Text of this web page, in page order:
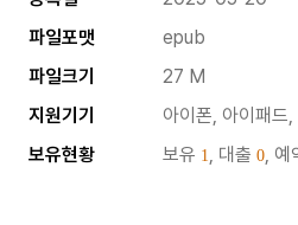
파일포맷
epub
파일크기
27 M
지원기기
아이폰, 아이패드
보유현황
보유 1 , 대출 0 ,